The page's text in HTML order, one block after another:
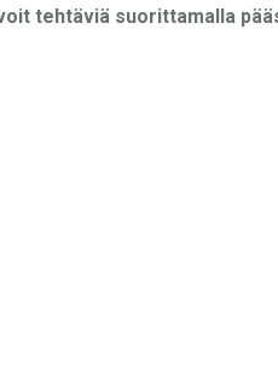
tehtäviä suorittamalla